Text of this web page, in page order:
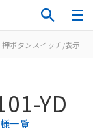
押ボタンスイッチ/表示灯
YD
一覧